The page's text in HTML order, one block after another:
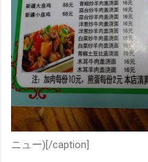
ニュー)[/caption]